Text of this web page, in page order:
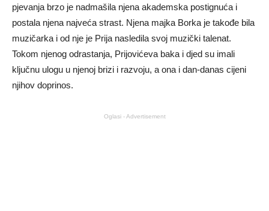
pjevanja brzo je nadmašila njena akademska postignuća i
postala njena najveća strast. Njena majka Borka je takođe bila
muzičarka i od nje je Prija nasledila svoj muzički talenat.
Tokom njenog odrastanja, Prijovićeva baka i djed su imali
ključnu ulogu u njenoj brizi i razvoju, a ona i dan-danas cijeni
njihov doprinos.
Oglasi - Advertisement